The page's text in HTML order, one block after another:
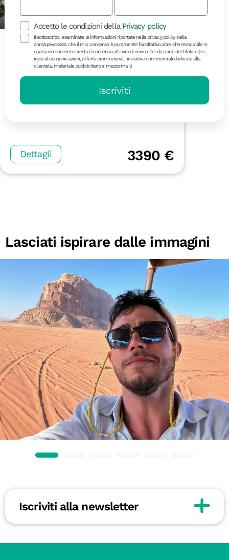
16 giorni | in partenza il 25/12
Cambogia
Dettagli 3390 €
Lasciati ispirare dalle immagini
Iscriviti alla newsletter
Accetto le condizioni della Privacy policy
Il sottoscritto, esaminate le informazioni riportate nella privacy policy, nella
consapevolezza che il mio consenso è puramente facoltativo oltre che revocabile in
qualsiasi momento presta il consenso all’invio di newsletter da parte del titolare (es.
invio di comunicazioni, offerte promozionali, iniziative commerciali dedicate alla
clientela, materiale pubblicitario a mezzo mail)
Iscriviti